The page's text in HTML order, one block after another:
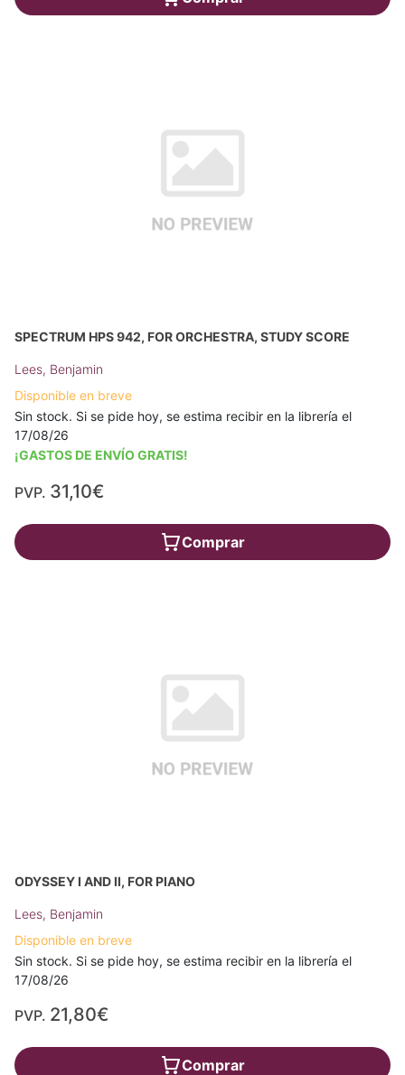
SPECTRUM HPS 942, FOR ORCHESTRA, STUDY SCORE
Lees, Benjamin
Disponible en breve
Sin stock. Si se pide hoy, se estima recibir en la librería el
17/08/26
¡GASTOS DE ENVÍO GRATIS!
PVP. 31,10€
Comprar
ODYSSEY I AND II, FOR PIANO
Lees, Benjamin
Disponible en breve
Sin stock. Si se pide hoy, se estima recibir en la librería el
17/08/26
PVP. 21,80€
Comprar